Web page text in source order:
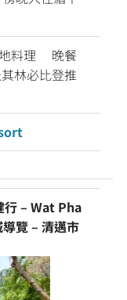
料理 晚餐
林必比登推
行 – Wat Pha
覽 – 清邁市